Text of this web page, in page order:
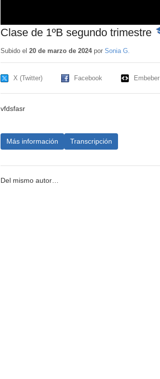
Clase de 1ºB segundo trimestre -
Subido el 20 de marzo de 2024por Sonia G.
X (Twitter) Facebook Embeber
vfdsfasr
Más información Transcripción
Del mismo autor…